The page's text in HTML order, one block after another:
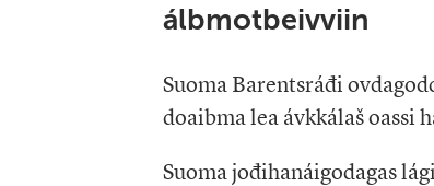
álbmotbeivviin
Suoma Barentsráđi
doaibma lea ávkkálaš oassi
Suoma jođihanáigodagas